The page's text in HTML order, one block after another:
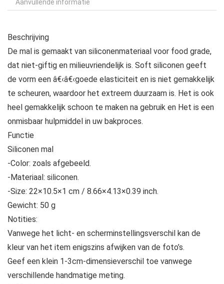
Aanvullende informatie
Beschrijving
De mal is gemaakt van siliconenmateriaal voor food grade,
dat niet-giftig en milieuvriendelijk is. Soft siliconen geeft
de vorm een â€‹â€‹goede elasticiteit en is niet gemakkelijk
te scheuren, waardoor het extreem duurzaam is. Het is ook
heel gemakkelijk schoon te maken na gebruik en Het is een
onmisbaar hulpmiddel in uw bakproces.
Functie
Siliconen mal
-Color: zoals afgebeeld.
-Materiaal: siliconen.
-Size: 22×10.5×1 cm / 8.66×4.13×0.39 inch.
Gewicht: 50 g
Notities:
Vanwege het licht- en scherminstellingsverschil kan de
kleur van het item enigszins afwijken van de foto’s.
Geef een klein 1-3cm-dimensieverschil toe vanwege
verschillende handmatige meting.